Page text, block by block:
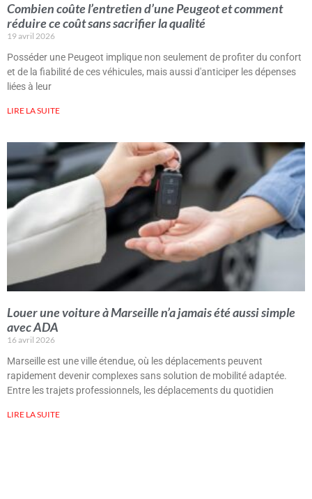
Combien coûte l’entretien d’une Peugeot et comment
réduire ce coût sans sacrifier la qualité
19 avril 2026
Posséder une Peugeot implique non seulement de profiter du confort
et de la fiabilité de ces véhicules, mais aussi d'anticiper les dépenses
liées à leur
LIRE LA SUITE
Louer une voiture à Marseille n’a jamais été aussi simple
avec ADA
16 avril 2026
Marseille est une ville étendue, où les déplacements peuvent
rapidement devenir complexes sans solution de mobilité adaptée.
Entre les trajets professionnels, les déplacements du quotidien
LIRE LA SUITE